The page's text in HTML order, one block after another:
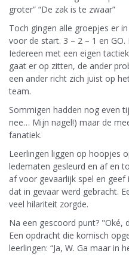
groter” “De zak is te zwaar”
Toch gingen alle groepjes er
voor de start. 3 – 2 – 1 en
Iedereen met een eigen
gaat er op zitten, de ander
een ander richt zich juist op
team.
Sommigen hadden nog even
nee… Mijn nagel!) maar de
fanatiek.
Leerlingen liggen op hoopjes
ledematen gesleurd en af en
af voor gevaarlijk spel en geef
dat in gevaar werd gebracht.
veel hilariteit zorgde.
Na een gescoord punt? "Oké,
Een opdracht die komisch
leerlingen: “Ja, W. Ga maar in